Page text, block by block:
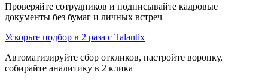
Проверяйте сотрудников и подписывайте кадровые
документы без бумаг и личных встреч
Ускорьте подбор в 2 раза с Talantix
Автоматизируйте сбор откликов, настройте воронку,
собирайте аналитику в 2 клика